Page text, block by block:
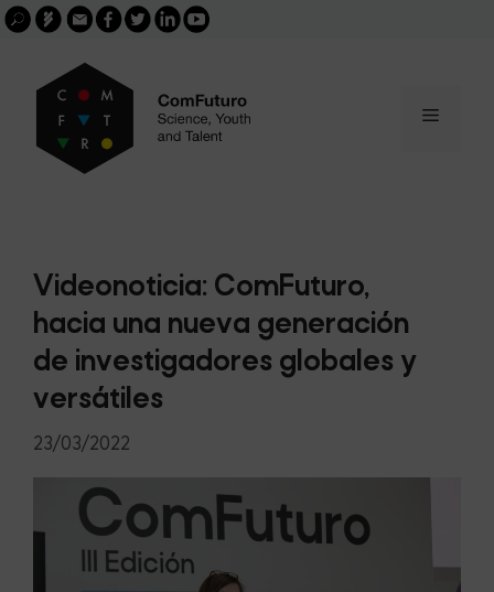
Skip
to
content
buscar
Search
for:
FGCSICEmailfacebook
twitterlinkedinyoutube
Menu
Videonoticia: ComFuturo,
hacia una nueva generación
de investigadores globales y
versátiles
23/03/2022